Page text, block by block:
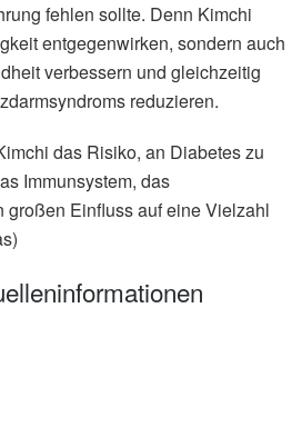
fehlen sollte. Denn Kimchi
entgegenwirken, sondern auch
verbessern und gleichzeitig
reduzieren.
das Risiko, an Diabetes zu
Immunsystem, das
großen Einfluss auf eine Vielzahl